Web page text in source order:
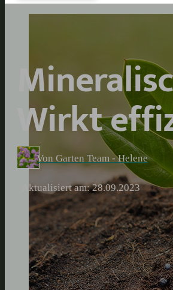
Wirkt
Von Garten Team - Helene
Aktualisiert am: 28.09.2023